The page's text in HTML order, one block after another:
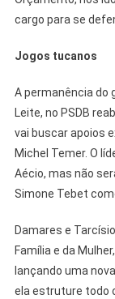
cargo para se
Jogos tucanos
A permanência do
Leite, no PSDB
vai buscar apoios
Michel Temer. O
Aécio, mas não
Simone Tebet
Damares e
Família e da
lançando uma
ela estruture todo